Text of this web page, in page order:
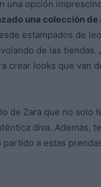
una opción
una colección
estampados de
de las
crear looks que van
de Zara que no solo
diva. Además,
a estas